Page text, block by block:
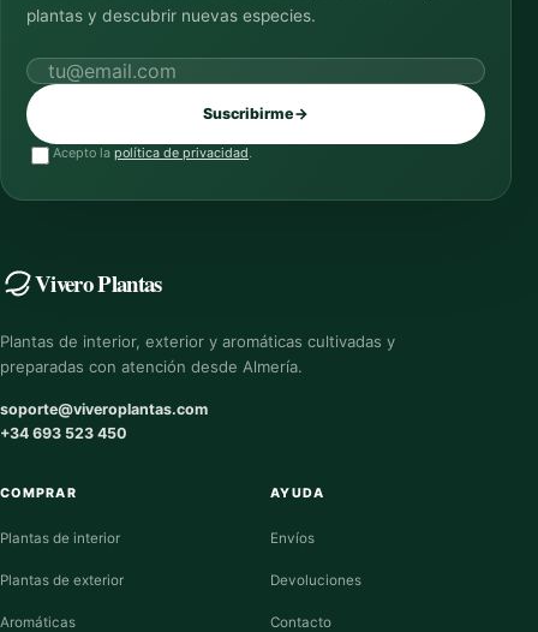
plantas y descubrir nuevas especies.
Correo electrónico
Suscribirme→
Acepto la política de privacidad.
Vivero Plantas
Plantas de interior, exterior y aromáticas cultivadas y
preparadas con atención desde Almería.
soporte@viveroplantas.com
+34 693 523 450
COMPRAR
Plantas de interior
Plantas de exterior
Aromáticas
AYUDA
Envíos
Devoluciones
Contacto